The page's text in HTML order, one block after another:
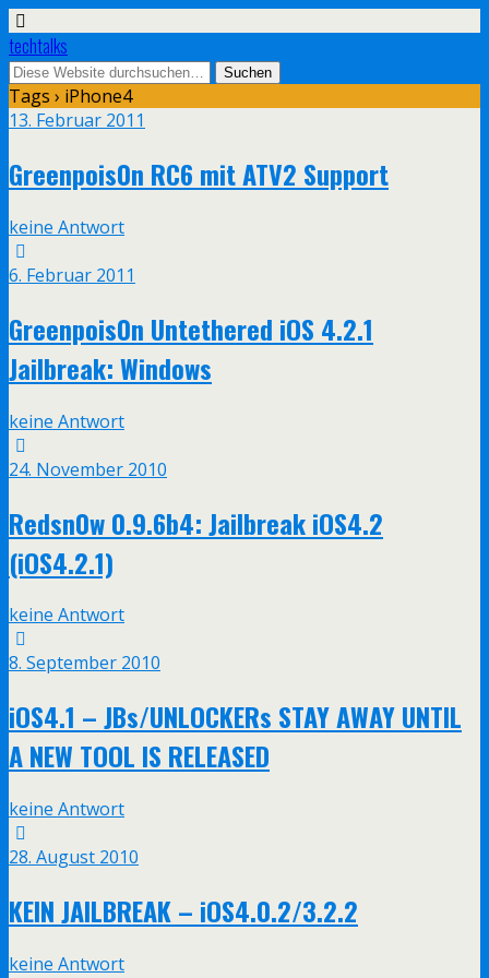
techtalks
Tags › iPhone4
13. Februar 2011
Greenpois0n RC6 mit ATV2 Support
keine Antwort
6. Februar 2011
Greenpois0n Untethered iOS 4.2.1
Jailbreak: Windows
keine Antwort
24. November 2010
Redsn0w 0.9.6b4: Jailbreak iOS4.2
(iOS4.2.1)
keine Antwort
8. September 2010
iOS4.1 – JBs/UNLOCKERs STAY AWAY UNTIL
A NEW TOOL IS RELEASED
keine Antwort
28. August 2010
KEIN JAILBREAK – iOS4.0.2/3.2.2
keine Antwort